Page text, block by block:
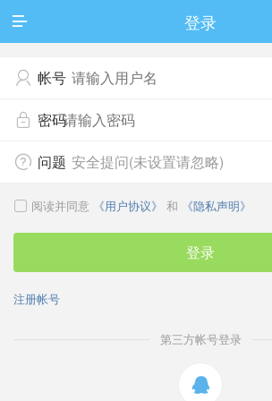
 登录
 帐号
 密码
 问题 安全提问(未设置请忽略)
 阅读并同意 《用户协议》 和 《隐私声明》
登录
注册帐号
第三方帐号登录
